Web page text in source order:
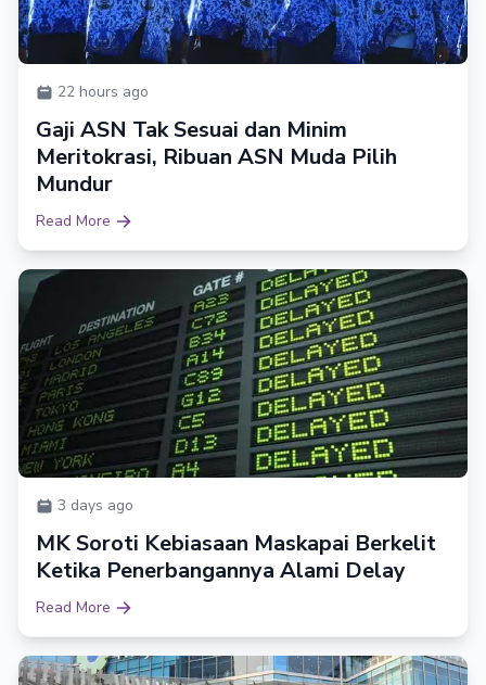
22 hours ago
Gaji ASN Tak Sesuai dan Minim
Meritokrasi, Ribuan ASN Muda Pilih
Mundur
Read More
3 days ago
MK Soroti Kebiasaan Maskapai Berkelit
Ketika Penerbangannya Alami Delay
Read More